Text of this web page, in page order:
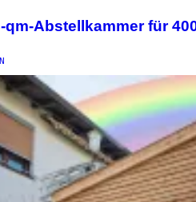
qm-Abstellkammer für